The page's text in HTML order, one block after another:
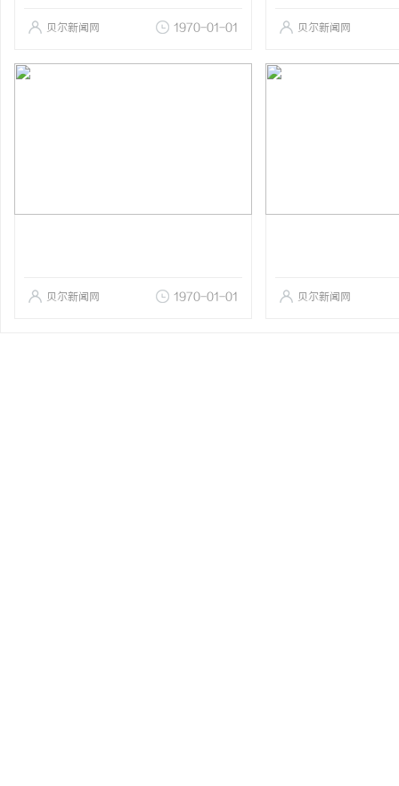
贝尔新闻网 1970-01-01 贝尔新闻网
贝尔新闻网 1970-01-01 贝尔新闻网